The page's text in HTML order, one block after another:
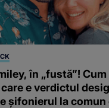
în „fustă”!
e verdictul
șifonierul la comun